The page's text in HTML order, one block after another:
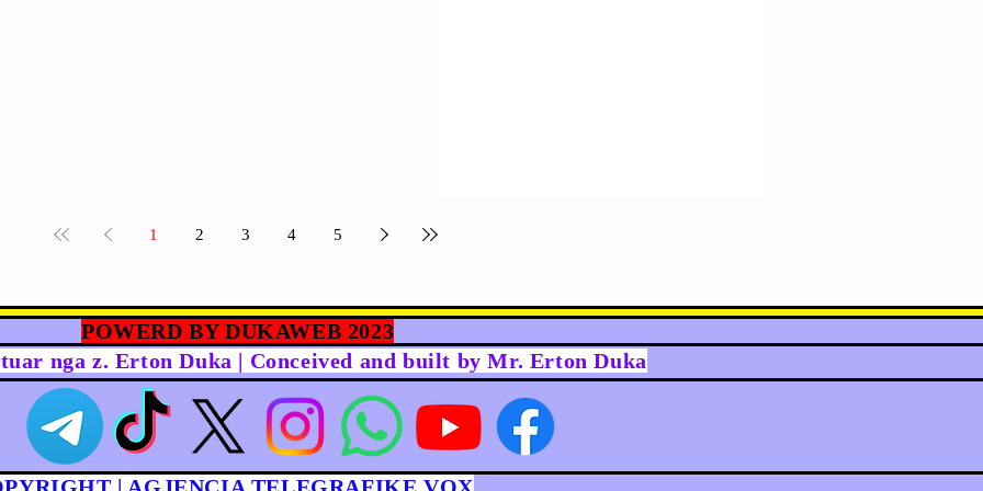
1 2 3 4 5
POWERD BY DUKAWEB 2023
nga z. Erton Duka | Conceived and built by Mr. Erton Duka